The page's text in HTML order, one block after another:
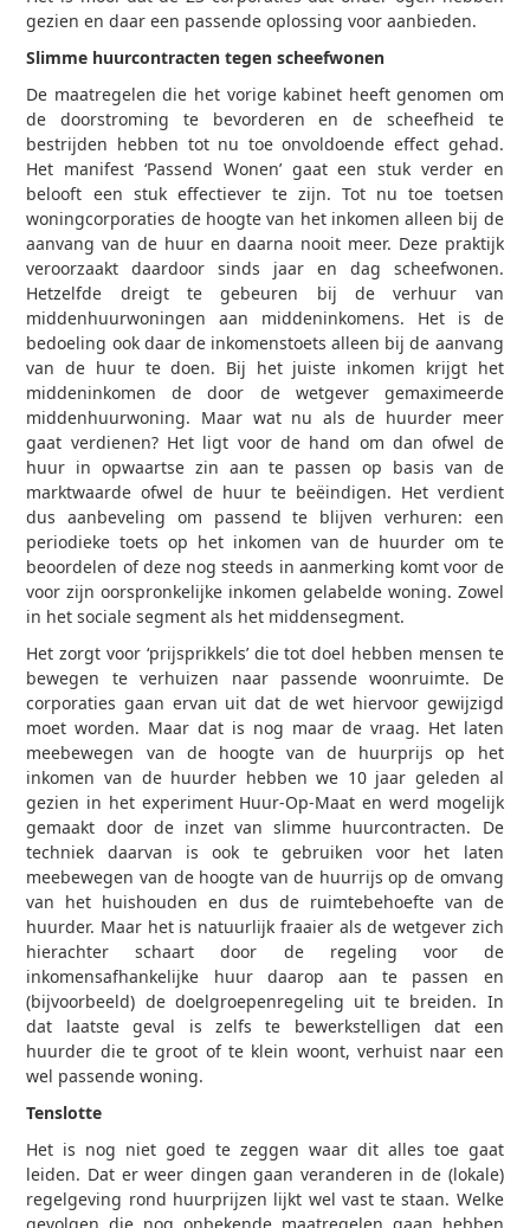
gezien en daar een passende oplossing voor aanbieden.
Slimme huurcontracten tegen scheefwonen
De maatregelen die het vorige kabinet heeft genomen om
de doorstroming te bevorderen en de scheefheid te
bestrijden hebben tot nu toe onvoldoende effect gehad.
Het manifest ‘Passend Wonen’ gaat een stuk verder en
belooft een stuk effectiever te zijn. Tot nu toe toetsen
woningcorporaties de hoogte van het inkomen alleen bij de
aanvang van de huur en daarna nooit meer. Deze praktijk
veroorzaakt daardoor sinds jaar en dag scheefwonen.
Hetzelfde dreigt te gebeuren bij de verhuur van
middenhuurwoningen aan middeninkomens. Het is de
bedoeling ook daar de inkomenstoets alleen bij de aanvang
van de huur te doen. Bij het juiste inkomen krijgt het
middeninkomen de door de wetgever gemaximeerde
middenhuurwoning. Maar wat nu als de huurder meer
gaat verdienen? Het ligt voor de hand om dan ofwel de
huur in opwaartse zin aan te passen op basis van de
marktwaarde ofwel de huur te beëindigen. Het verdient
dus aanbeveling om passend te blijven verhuren: een
periodieke toets op het inkomen van de huurder om te
beoordelen of deze nog steeds in aanmerking komt voor de
voor zijn oorspronkelijke inkomen gelabelde woning. Zowel
in het sociale segment als het middensegment.
Het zorgt voor ‘prijsprikkels’ die tot doel hebben mensen te
bewegen te verhuizen naar passende woonruimte. De
corporaties gaan ervan uit dat de wet hiervoor gewijzigd
moet worden. Maar dat is nog maar de vraag. Het laten
meebewegen van de hoogte van de huurprijs op het
inkomen van de huurder hebben we 10 jaar geleden al
gezien in het experiment Huur-Op-Maat en werd mogelijk
gemaakt door de inzet van slimme huurcontracten. De
techniek daarvan is ook te gebruiken voor het laten
meebewegen van de hoogte van de huurrijs op de omvang
van het huishouden en dus de ruimtebehoefte van de
huurder. Maar het is natuurlijk fraaier als de wetgever zich
hierachter schaart door de regeling voor de
inkomensafhankelijke huur daarop aan te passen en
(bijvoorbeeld) de doelgroepenregeling uit te breiden. In
dat laatste geval is zelfs te bewerkstelligen dat een
huurder die te groot of te klein woont, verhuist naar een
wel passende woning.
Tenslotte
Het is nog niet goed te zeggen waar dit alles toe gaat
leiden. Dat er weer dingen gaan veranderen in de (lokale)
regelgeving rond huurprijzen lijkt wel vast te staan. Welke